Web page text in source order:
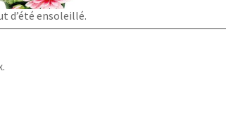
d’été ensoleillé.